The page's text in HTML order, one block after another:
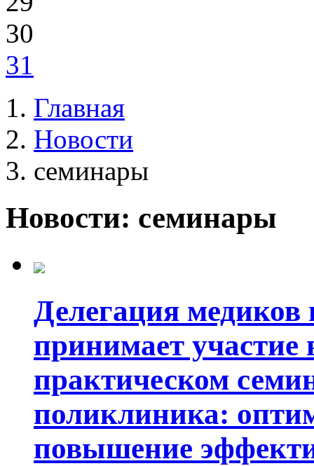
30
31
Главная
Новости
семинары
Новости: семинары
Делегация медиков
принимает участие
практическом
поликлиника:
повышение